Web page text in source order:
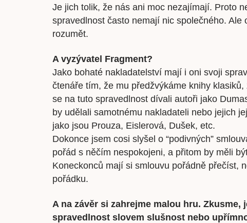
Je jich tolik, že nás ani moc nezajímají. Proto
spravedlnost často nemají nic společného.
rozumět.
A vyzývatel Fragment?
Jako bohaté nakladatelství mají i oni svoji
čtenáře tím, že mu předžvýkáme knihy
se na tuto spravedlnost dívali autoři jako
by udělali samotnému nakladateli nebo jejich
jako jsou Prouza, Eislerová, Dušek, etc.
Dokonce jsem cosi slyšel o “podivných”
pořád s něčím nespokojeni, a přitom by měli
Koneckonců mají si smlouvu pořádně přečíst,
pořádku.
A na závěr si zahrejme malou hru.
spravedlnost slovem slušnost nebo